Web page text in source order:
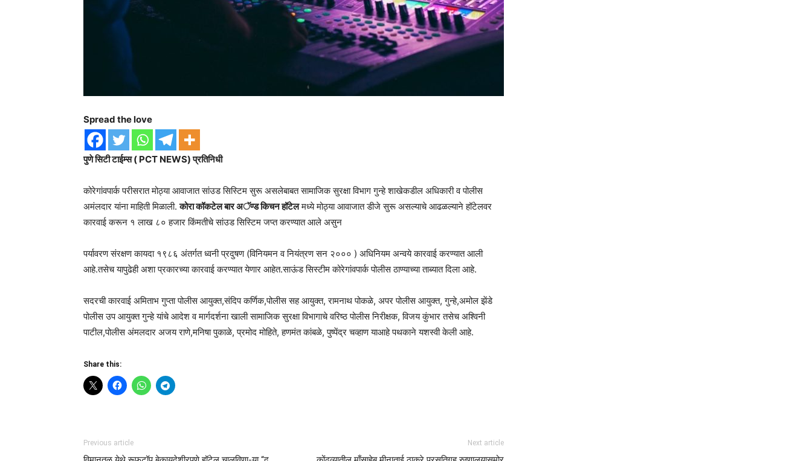
Spread the love
पुणे सिटी टाईम्स ( PCT NEWS) प्रतिनिधी
कोरेगांवपार्क परीसरात मोठ्या आवाजात सांउड सिस्टिम सुरू असलेबाबत सामाजिक सुरक्षा विभाग गुन्हे शाखेकडील अधिकारी व पोलीस
अमंलदार यांना माहिती मिळाली.कोरा कॉकटेल बार अॅण्ड किचन हॉटेलमध्ये मोठ्या आवाजात डीजे सुरू असल्याचे आढळल्याने हॉटेलवर
कारवाई करून १ लाख ८० हजार किंमतीचे सांउड सिस्टिम जप्त करण्यात आले असुन
पर्यावरण संरक्षण कायदा १९८६ अंतर्गत ध्वनी प्रदुषण (विनियमन व नियंत्रण सन २००० ) अधिनियम अन्वये कारवाई करण्यात आली
आहे.तसेच यापुढेही अशा प्रकारच्या कारवाई करण्यात येणार आहेत.साऊंड सिस्टीम कोरेगांवपार्क पोलीस ठाण्याच्या ताब्यात दिला आहे.
सदरची कारवाई अमिताभ गुप्ता पोलीस आयुक्त,संदिप कर्णिक,पोलीस सह आयुक्त, रामनाथ पोकळे, अपर पोलीस आयुक्त, गुन्हे,अमोल झेंडे
पोलीस उप आयुक्त गुन्हे यांचे आदेश व मार्गदर्शना खाली सामाजिक सुरक्षा विभागाचे वरिष्ठ पोलीस निरीक्षक, विजय कुंभार तसेच अश्विनी
पाटील,पोलीस अंमलदार अजय राणे,मनिषा पुकाळे, प्रमोद मोहिते, हणमंत कांबळे, पुष्पेंद्र चव्हाण याआहे पथकाने यशस्वी केली आहे.
Share this:
Previous article Next article